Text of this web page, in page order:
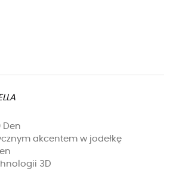
Den
akcentem w jodełkę
3D